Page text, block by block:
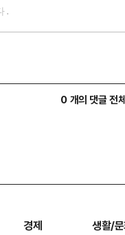
0 개의 댓글 전
경제 생활/